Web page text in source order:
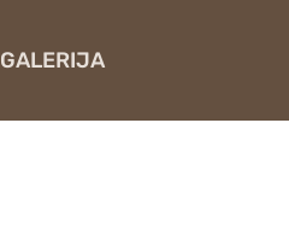
GALERIJA